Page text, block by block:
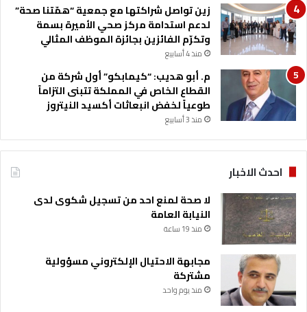
زين تواصل شراكتها مع جمعية “همّتنا صحة”
لدعم استدامة مركز صحي الأميرة بسمة
وتكرّم الفائزين بجائزة الموظف المثالي
منذ 4 أسابيع
م. أبو هديب: “كيمابكو” أول شركة من
القطاع الخاص في المملكة تتبنى التزاماً
طوعياً لخفض انبعاثات أكسيد النيتروز
منذ 3 أسابيع
احدث الاخبار
لا صحة لمنع احد من تسجيل شكوى لدى
النيابة العامة
منذ 19 ساعة
مجابهة الاحتيال الإلكتروني مسؤولية
مشتركة
منذ يوم واحد